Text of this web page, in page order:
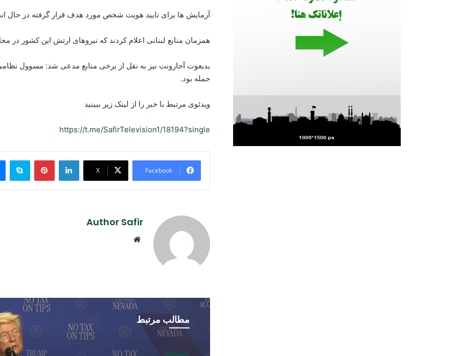
آزمایش ها برای تایید هویت شخص مورد هدف قرار گرفته در حال
همزمان منابع لبنانی اعلام کردند که نیروهای ارتش این کشور در
یدیعوت آحارونت نیز به نقل از برخی منابع مدعی شد: مسوول
حمله بود.
ویدئوی مرتبط با خبر را از لینک زیر ببینید
https://t.me/SafirTelevision1/18194?single
Facebook
X
LinkedIn
Pinterest
Author Safir
مطالب مرتبط